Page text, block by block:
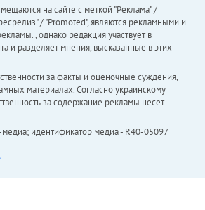
на сайте с меткой "Реклама" /
/ "Promoted", являются рекламными и
, однако редакция участвует в
и разделяет мнения, высказанные в этих
за факты и оценочные суждения,
материалах. Согласно украинскому
за содержание рекламы несет
идентификатор медиа - R40-05097